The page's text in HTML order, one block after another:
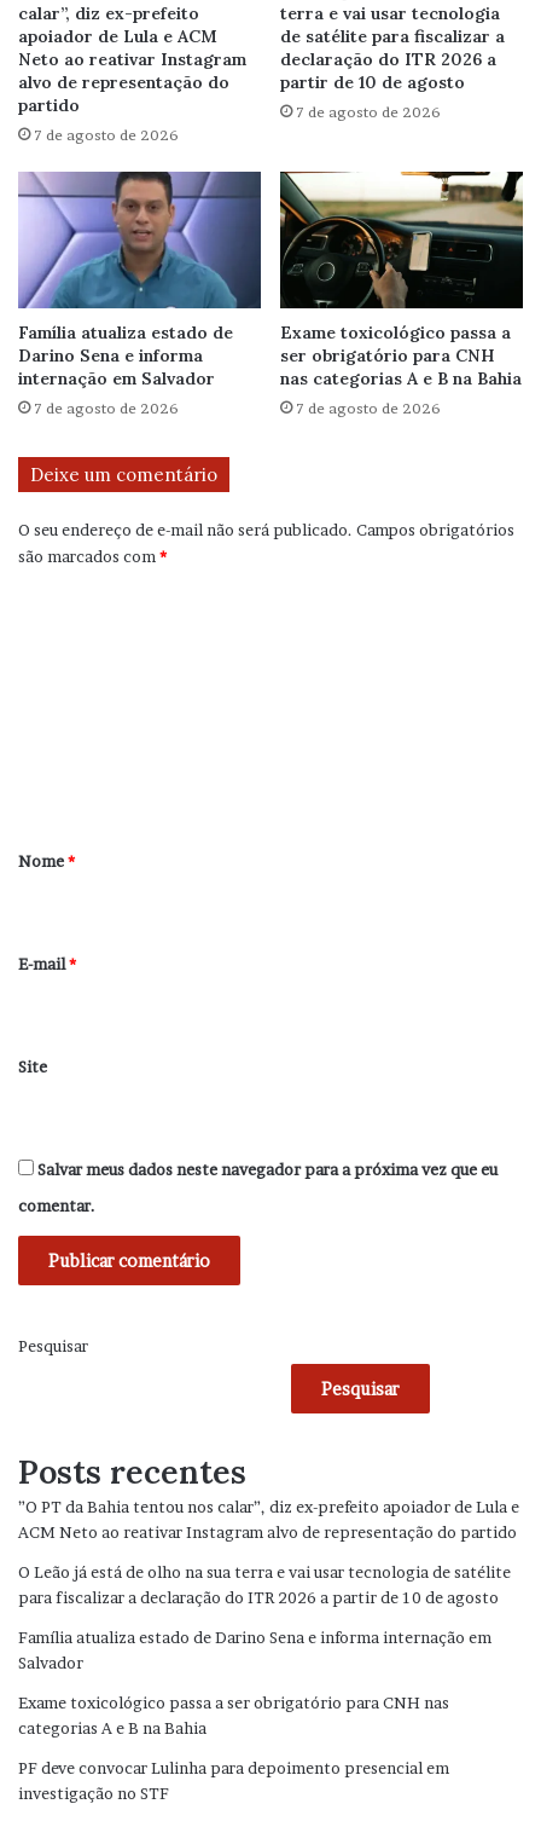
calar”, diz ex-prefeito
apoiador de Lula e ACM
Neto ao reativar Instagram
alvo de representação do
partido
7 de agosto de 2026
terra e vai usar tecnologia
de satélite para fiscalizar a
declaração do ITR 2026 a
partir de 10 de agosto
7 de agosto de 2026
Família atualiza estado de
Darino Sena e informa
internação em Salvador
7 de agosto de 2026
Exame toxicológico passa a
ser obrigatório para CNH
nas categorias A e B na Bahia
7 de agosto de 2026
Deixe um comentário
O seu endereço de e-mail não será publicado. Campos obrigatórios
são marcados com *
r
*
Nome*
E-mail*
Site
Salvar meus dados neste navegador para a próxima vez que eu
comentar.
Pesquisar
Pesquisar
Posts recentes
”O PT da Bahia tentou nos calar”, diz ex-prefeito apoiador de Lula e
ACM Neto ao reativar Instagram alvo de representação do partido
O Leão já está de olho na sua terra e vai usar tecnologia de satélite
para fiscalizar a declaração do ITR 2026 a partir de 10 de agosto
Família atualiza estado de Darino Sena e informa internação em
Salvador
Exame toxicológico passa a ser obrigatório para CNH nas
categorias A e B na Bahia
PF deve convocar Lulinha para depoimento presencial em
investigação no STF